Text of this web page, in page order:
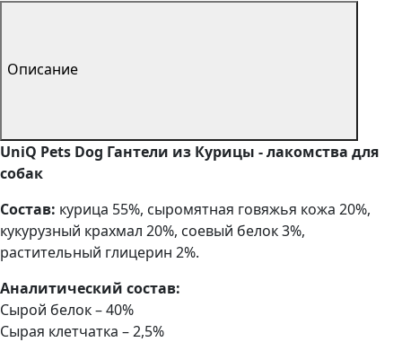
Описание
UniQ Pets Dog Гантели из Курицы - лакомства для
собак
Состав: курица 55%, сыромятная говяжья кожа 20%,
кукурузный крахмал 20%, соевый белок 3%,
растительный глицерин 2%.
Аналитический состав:
Сырой белок – 40%
Сырая клетчатка – 2,5%